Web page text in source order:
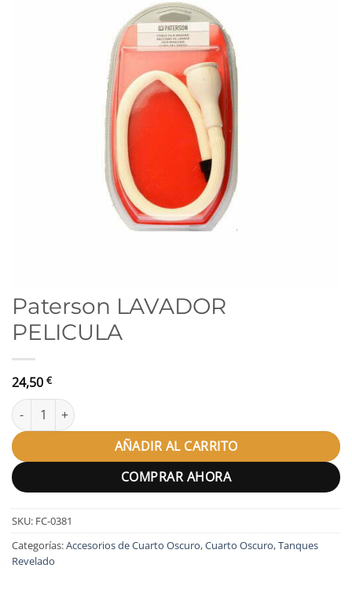
Paterson LAVADOR
PELICULA
24,50 €
Paterson LAVADOR PELICULA cantidad
AÑADIR AL CARRITO
COMPRAR AHORA
SKU: FC-0381
Categorías:Accesorios de Cuarto Oscuro,Cuarto Oscuro,Tanques
Revelado